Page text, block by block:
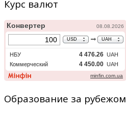
Курс валют
Образование за рубежом